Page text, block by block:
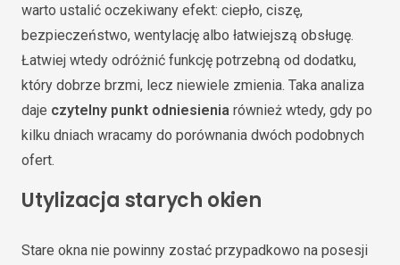
warto ustalić oczekiwany efekt: ciepło, ciszę,
bezpieczeństwo, wentylację albo łatwiejszą obsługę.
Łatwiej wtedy odróżnić funkcję potrzebną od dodatku,
który dobrze brzmi, lecz niewiele zmienia. Taka analiza
daje czytelny punkt odniesienia również wtedy, gdy po
kilku dniach wracamy do porównania dwóch podobnych
ofert.
Utylizacja starych okien
Stare okna nie powinny zostać przypadkowo na posesji